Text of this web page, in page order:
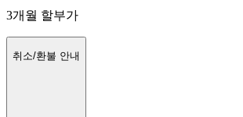
3개월 할부가
취소/환불 안내